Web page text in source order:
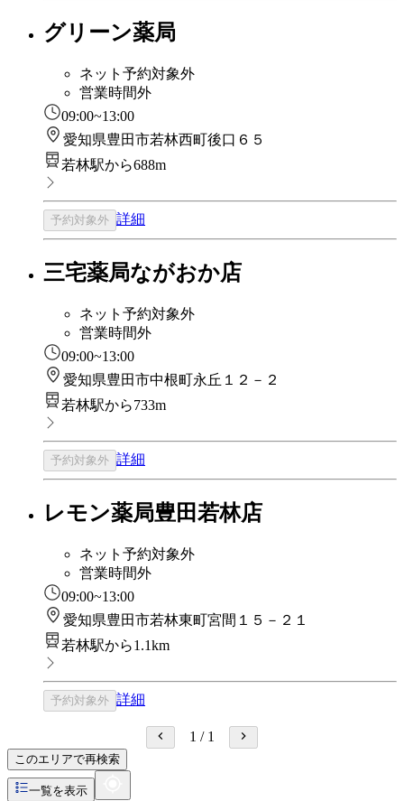
グリーン薬局
ネット予約対象外
営業時間外
09:00~13:00
愛知県豊田市若林西町後口６５
若林駅から688m
予約対象外 詳細
三宅薬局ながおか店
ネット予約対象外
営業時間外
09:00~13:00
愛知県豊田市中根町永丘１２－２
若林駅から733m
予約対象外 詳細
レモン薬局豊田若林店
ネット予約対象外
営業時間外
09:00~13:00
愛知県豊田市若林東町宮間１５－２１
若林駅から1.1km
予約対象外 詳細
1 / 1
このエリアで再検索
一覧を表示